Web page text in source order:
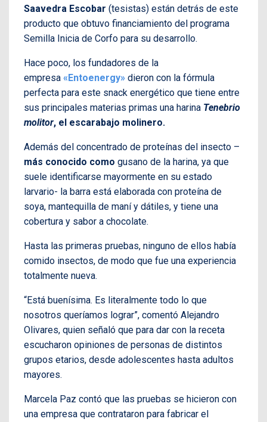
Saavedra Escobar (tesistas) están detrás de este
producto que obtuvo financiamiento del programa
Semilla Inicia de Corfo para su desarrollo.
Hace poco, los fundadores de la
empresa «Entoenergy» dieron con la fórmula
perfecta para este snack energético que tiene entre
sus principales materias primas una harina Tenebrio
molitor, el escarabajo molinero.
Además del concentrado de proteínas del insecto –
más conocido como gusano de la harina, ya que
suele identificarse mayormente en su estado
larvario- la barra está elaborada con proteína de
soya, mantequilla de maní y dátiles, y tiene una
cobertura y sabor a chocolate.
Hasta las primeras pruebas, ninguno de ellos había
comido insectos, de modo que fue una experiencia
totalmente nueva.
“Está buenísima. Es literalmente todo lo que
nosotros queríamos lograr”, comentó Alejandro
Olivares, quien señaló que para dar con la receta
escucharon opiniones de personas de distintos
grupos etarios, desde adolescentes hasta adultos
mayores.
Marcela Paz contó que las pruebas se hicieron con
una empresa que contrataron para fabricar el